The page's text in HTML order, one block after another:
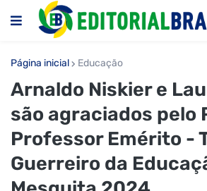
Página inicial Educação
Arnaldo Niskier e
são agraciados pelo
Professor Emérito -
Guerreiro da